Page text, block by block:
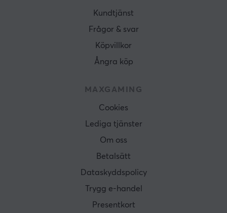
Kundtjänst
Frågor & svar
Köpvillkor
Ångra köp
MAXGAMING
Cookies
Lediga tjänster
Om oss
Betalsätt
Dataskyddspolicy
Trygg e-handel
Presentkort